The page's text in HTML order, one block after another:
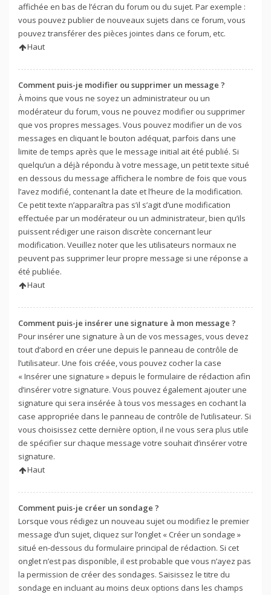
affichée en bas de l’écran du forum ou du sujet. Par exemple :
vous pouvez publier de nouveaux sujets dans ce forum, vous
pouvez transférer des pièces jointes dans ce forum, etc.
Haut
Comment puis-je modifier ou supprimer un message ?
À moins que vous ne soyez un administrateur ou un
modérateur du forum, vous ne pouvez modifier ou supprimer
que vos propres messages. Vous pouvez modifier un de vos
messages en cliquant le bouton adéquat, parfois dans une
limite de temps après que le message initial ait été publié. Si
quelqu’un a déjà répondu à votre message, un petit texte situé
en dessous du message affichera le nombre de fois que vous
l’avez modifié, contenant la date et l’heure de la modification.
Ce petit texte n’apparaîtra pas s’il s’agit d’une modification
effectuée par un modérateur ou un administrateur, bien qu’ils
puissent rédiger une raison discrète concernant leur
modification. Veuillez noter que les utilisateurs normaux ne
peuvent pas supprimer leur propre message si une réponse a
été publiée.
Haut
Comment puis-je insérer une signature à mon message ?
Pour insérer une signature à un de vos messages, vous devez
tout d’abord en créer une depuis le panneau de contrôle de
l’utilisateur. Une fois créée, vous pouvez cocher la case
« Insérer une signature » depuis le formulaire de rédaction afin
d’insérer votre signature. Vous pouvez également ajouter une
signature qui sera insérée à tous vos messages en cochant la
case appropriée dans le panneau de contrôle de l’utilisateur. Si
vous choisissez cette dernière option, il ne vous sera plus utile
de spécifier sur chaque message votre souhait d’insérer votre
signature.
Haut
Comment puis-je créer un sondage ?
Lorsque vous rédigez un nouveau sujet ou modifiez le premier
message d’un sujet, cliquez sur l’onglet « Créer un sondage »
situé en-dessous du formulaire principal de rédaction. Si cet
onglet n’est pas disponible, il est probable que vous n’ayez pas
la permission de créer des sondages. Saisissez le titre du
sondage en incluant au moins deux options dans les champs